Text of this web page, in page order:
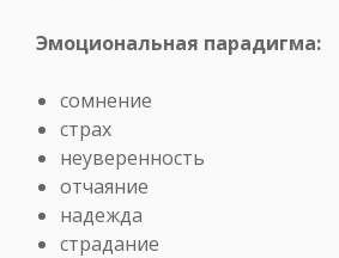
Эмоциональная парадигма:
сомнение
страх
неуверенность
отчаяние
надежда
страдание